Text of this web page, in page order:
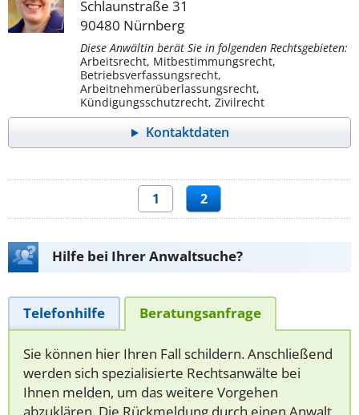
Schlaunstraße 31
90480 Nürnberg
Diese Anwältin berät Sie in folgenden Rechtsgebieten:
Arbeitsrecht, Mitbestimmungsrecht,
Betriebsverfassungsrecht,
Arbeitnehmerüberlassungsrecht,
Kündigungsschutzrecht, Zivilrecht
Kontaktdaten
1 2
Hilfe bei Ihrer Anwaltsuche?
Telefonhilfe Beratungsanfrage
Sie können hier Ihren Fall schildern. Anschließend
werden sich spezialisierte Rechtsanwälte bei
Ihnen melden, um das weitere Vorgehen